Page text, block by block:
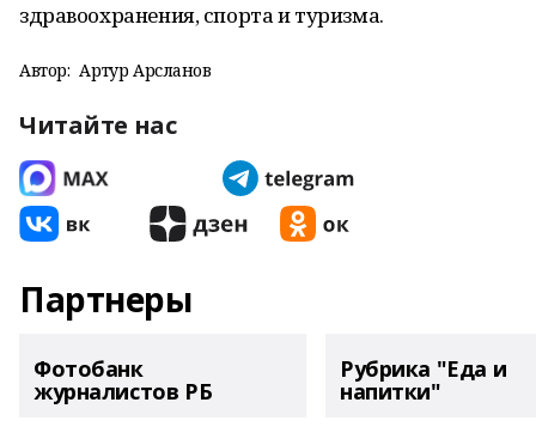
здравоохранения, спорта и туризма.
Автор: Артур Арсланов
Читайте нас
Партнеры
Фотобанк
журналистов РБ
Рубрика "Еда и
напитки"